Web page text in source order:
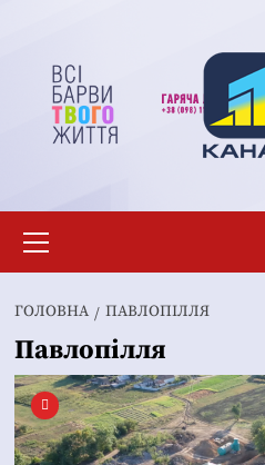
вмісту
меню
ГОЛОВНА ПАВЛОПІЛЛЯ
Павлопілля